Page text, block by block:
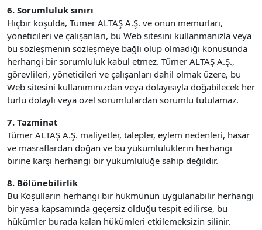
6. Sorumluluk sınırı
Hiçbir koşulda, Tümer ALTAŞ A.Ş. ve onun memurları,
yöneticileri ve çalışanları, bu Web sitesini kullanmanızla veya
bu sözleşmenin sözleşmeye bağlı olup olmadığı konusunda
herhangi bir sorumluluk kabul etmez. Tümer ALTAŞ A.Ş.,
görevlileri, yöneticileri ve çalışanları dahil olmak üzere, bu
Web sitesini kullanımınızdan veya dolayısıyla doğabilecek her
türlü dolaylı veya özel sorumlulardan sorumlu tutulamaz.
7. Tazminat
Tümer ALTAŞ A.Ş. maliyetler, talepler, eylem nedenleri, hasar
ve masraflardan doğan ve bu yükümlülüklerin herhangi
birine karşı herhangi bir yükümlülüğe sahip değildir.
8. Bölünebilirlik
Bu Koşulların herhangi bir hükmünün uygulanabilir herhangi
bir yasa kapsamında geçersiz olduğu tespit edilirse, bu
hükümler burada kalan hükümleri etkilemeksizin silinir.